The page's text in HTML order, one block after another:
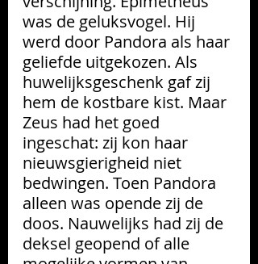
was de geluksvogel. Hij
werd door Pandora als haar
geliefde uitgekozen. Als
huwelijksgeschenk gaf zij
hem de kostbare kist. Maar
Zeus had het goed
ingeschat: zij kon haar
nieuwsgierigheid niet
bedwingen. Toen Pandora
alleen was opende zij de
doos. Nauwelijks had zij de
deksel geopend of alle